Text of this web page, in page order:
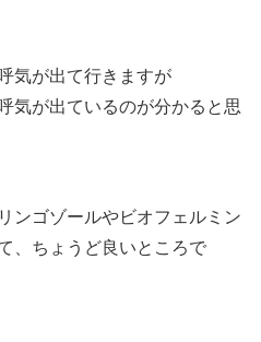
気が出て行きますが
気が出ているのが分かると思
ンゴゾールやビオフェルミン
、ちょうど良いところで